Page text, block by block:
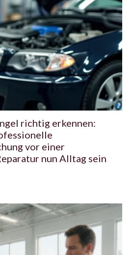
richtig erkennen:
vor einer
nun Alltag sein